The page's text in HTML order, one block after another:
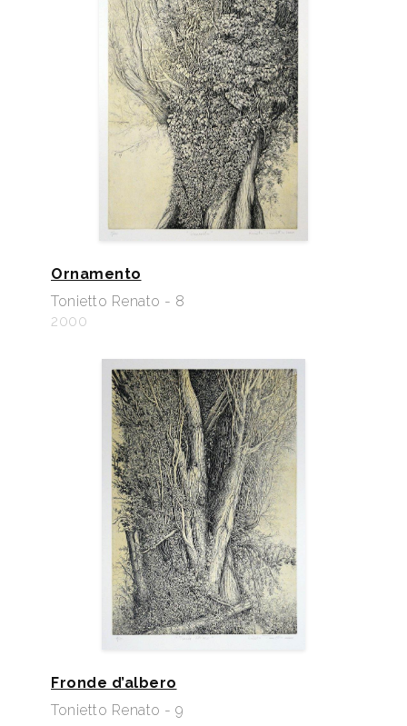
Ornamento
Tonietto Renato - 8
2000
Fronde d’albero
Tonietto Renato - 9